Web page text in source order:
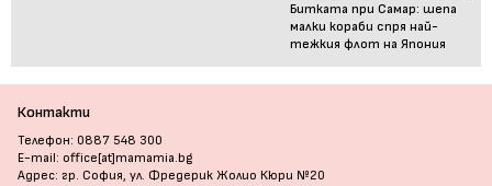
Битката при Самар: шепа
малки кораби спря най-
тежкия флот на Япония
Контакти
Телефон: 0887 548 300
E-mail: office[at]mamamia.bg
Адрес: гр. София, ул. Фредерик Жолио Кюри №20